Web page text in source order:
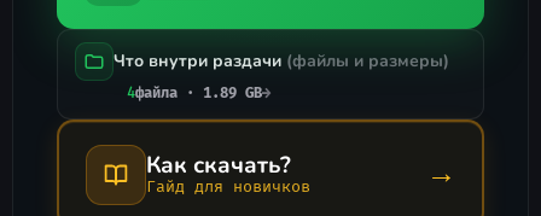
Что внутри раздачи (файлы и размеры)
4файла · 1.89 GB→
Как скачать?
Гайд для новичков →